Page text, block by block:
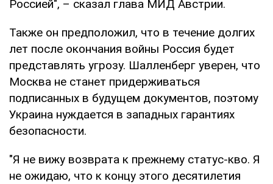
Россией", – сказал глава МИД Австрии.
Также он предположил, что в течение долгих
лет после окончания войны Россия будет
представлять угрозу. Шалленберг уверен, что
Москва не станет придерживаться
подписанных в будущем документов, поэтому
Украина нуждается в западных гарантиях
безопасности.
"Я не вижу возврата к прежнему статус-кво. Я
не ожидаю, что к концу этого десятилетия